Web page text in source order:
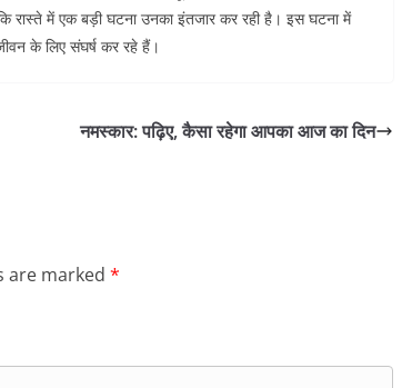
रास्ते में एक बड़ी घटना उनका इंतजार कर रही है। इस घटना में
के लिए संघर्ष कर रहे हैं।
नमस्कार: पढ़िए, कैसा रहेगा आपका आज का दिन
are marked *